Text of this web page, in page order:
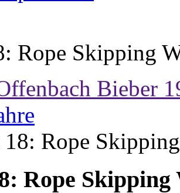
Rope Skipping
Bieber
18: Rope
Rope